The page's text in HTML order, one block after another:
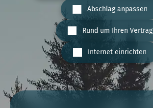
Abschlag anpassen
Rund um Ihren Vertrag
Internet einrichten